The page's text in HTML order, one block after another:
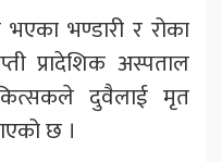
भण्डारी र रोका
प्रादेशिक अस्पताल
दुवैलाई मृत
छ ।